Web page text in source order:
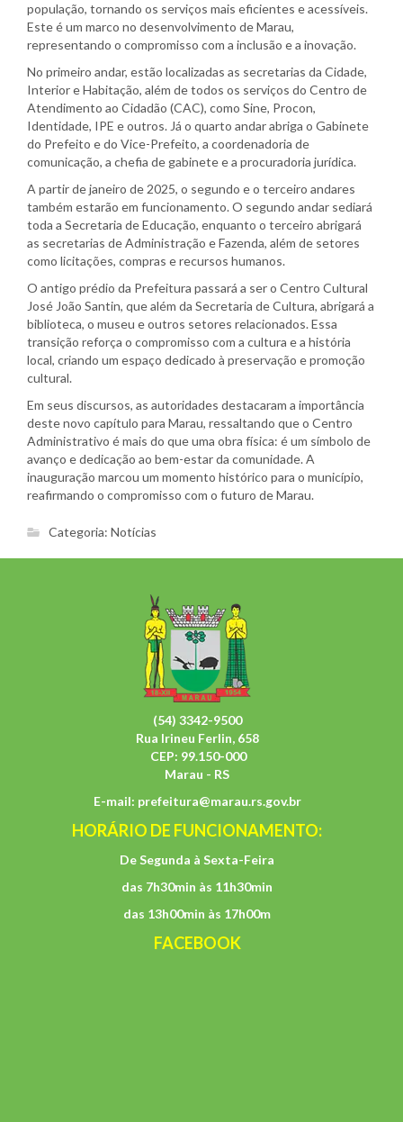
população, tornando os serviços mais eficientes e acessíveis.
Este é um marco no desenvolvimento de Marau,
representando o compromisso com a inclusão e a inovação.
No primeiro andar, estão localizadas as secretarias da Cidade,
Interior e Habitação, além de todos os serviços do Centro de
Atendimento ao Cidadão (CAC), como Sine, Procon,
Identidade, IPE e outros. Já o quarto andar abriga o Gabinete
do Prefeito e do Vice-Prefeito, a coordenadoria de
comunicação, a chefia de gabinete e a procuradoria jurídica.
A partir de janeiro de 2025, o segundo e o terceiro andares
também estarão em funcionamento. O segundo andar sediará
toda a Secretaria de Educação, enquanto o terceiro abrigará
as secretarias de Administração e Fazenda, além de setores
como licitações, compras e recursos humanos.
O antigo prédio da Prefeitura passará a ser o Centro Cultural
José João Santin, que além da Secretaria de Cultura, abrigará a
biblioteca, o museu e outros setores relacionados. Essa
transição reforça o compromisso com a cultura e a história
local, criando um espaço dedicado à preservação e promoção
cultural.
Em seus discursos, as autoridades destacaram a importância
deste novo capítulo para Marau, ressaltando que o Centro
Administrativo é mais do que uma obra física: é um símbolo de
avanço e dedicação ao bem-estar da comunidade. A
inauguração marcou um momento histórico para o município,
reafirmando o compromisso com o futuro de Marau.
Categoria: Notícias
(54) 3342-9500
Rua Irineu Ferlin, 658
CEP: 99.150-000
Marau - RS
E-mail: prefeitura@marau.rs.gov.br
HORÁRIO DE FUNCIONAMENTO:
De Segunda à Sexta-Feira
das 7h30min às 11h30min
das 13h00min às 17h00m
FACEBOOK